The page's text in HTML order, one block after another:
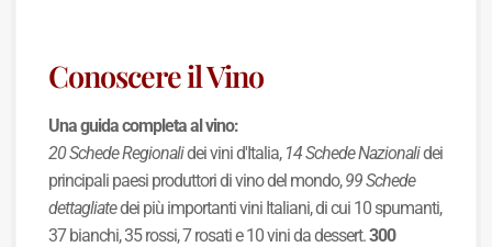
Conoscere il Vino
Una guida completa al vino:
20 Schede Regionalidei vini d'Italia, 14 Schede Nazionalidei
principali paesi produttori di vino del mondo,99 Schede
dettagliatedei più importanti vini Italiani, di cui 10 spumanti,
37 bianchi, 35 rossi, 7 rosati e 10 vini da dessert.300